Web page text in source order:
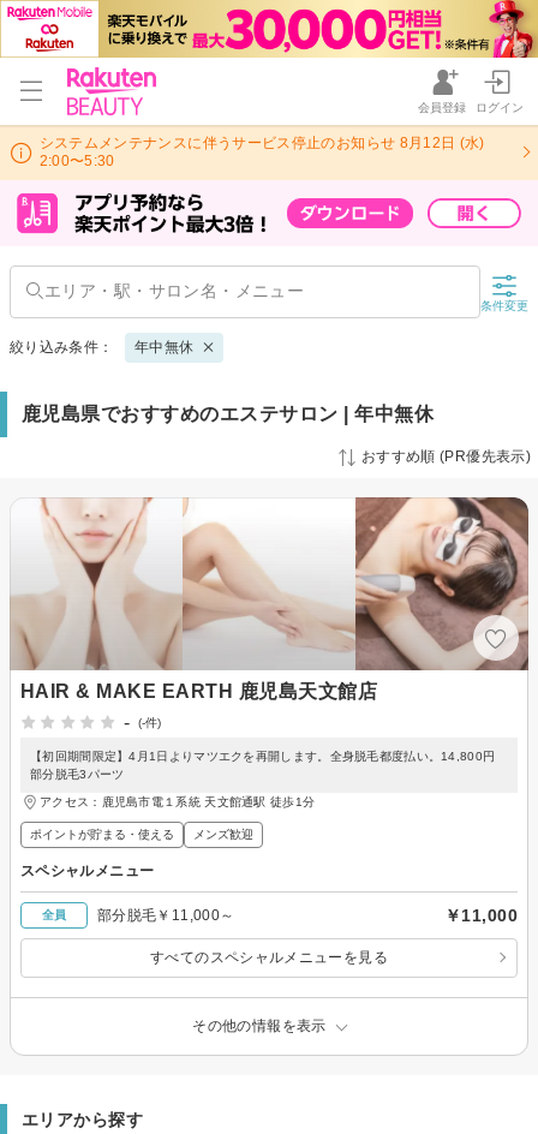
会員登録 ログイン
システムメンテナンスに伴うサービス停止のお知らせ 8月12日 (水)
2:00〜5:30
条件変更
絞り込み条件： 年中無休
鹿児島県でおすすめのエステサロン | 年中無休
おすすめ順 (PR優先表示)
HAIR & MAKE EARTH 鹿児島天文館店
-
(-件)
【初回期間限定】4月1日よりマツエクを再開します。全身脱毛都度払い。14,800円
部分脱毛3パーツ
アクセス：鹿児島市電１系統 天文館通駅 徒歩1分
ポイントが貯まる・使える メンズ歓迎
スペシャルメニュー
全員 部分脱毛￥11,000～ ￥11,000
すべてのスペシャルメニューを見る
その他の情報を表示
エリアから探す